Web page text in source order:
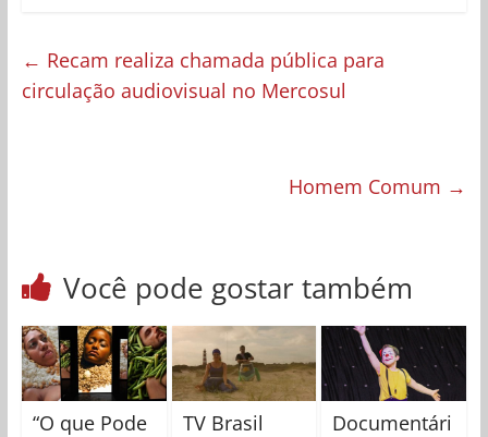
← Recam realiza chamada pública para
circulação audiovisual no Mercosul
Homem Comum →
Você pode gostar também
“O que Pode
TV Brasil
Documentári